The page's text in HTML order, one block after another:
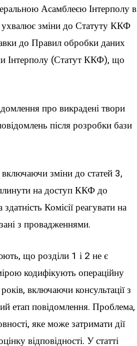
Асамблеєю Інтерполу в
зміни до Статуту ККФ
до Правил обробки даних
Інтерполу (Статут ККФ), що
про викрадені твори
після розробки бази
зміни до статей 3,
на доступ ККФ до
Комісії реагувати на
з провадженнями.
що розділи 1 і 2 не є
кодифікують операційну
включаючи консультації з
етап повідомлення. Проблема,
яке може затримати дії
відповідності. У статті